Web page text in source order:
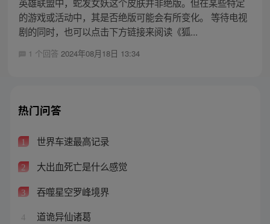
的游戏或活动中，其是否绝版可能会有所变化。 等待电视
剧的同时，也可以点击下方链接来阅读《狐...
1 个回答 2024年08月18日 13:34
热门问答
1 世界车速最高记录
2 大出血死亡是什么感觉
3 吞噬星空罗峰境界
4 道诡异仙诸葛